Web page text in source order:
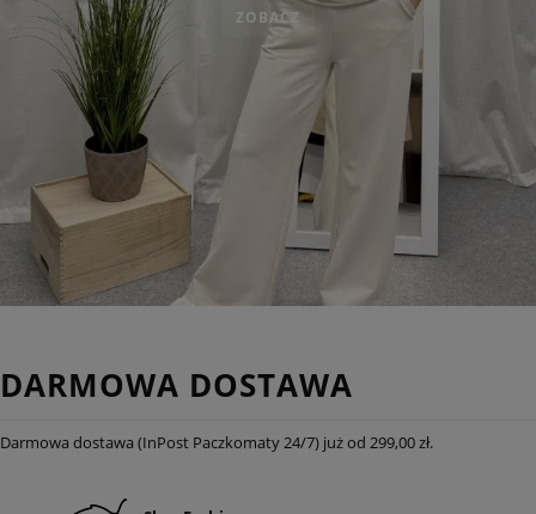
ZOBACZ
DARMOWA DOSTAWA
Darmowa dostawa (InPost Paczkomaty 24/7) już od 299,00 zł.